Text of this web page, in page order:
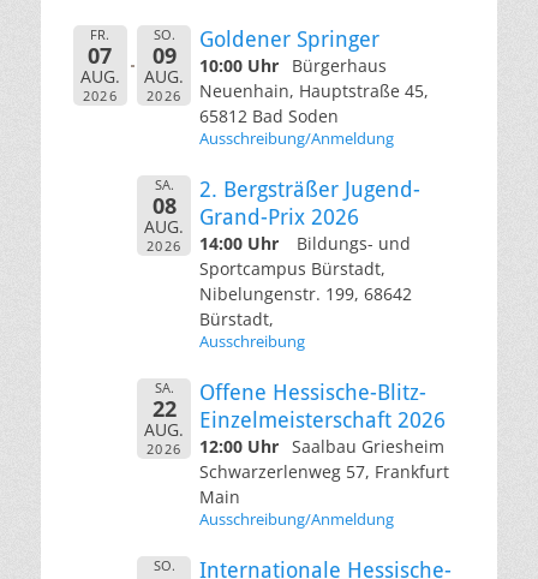
FR.
07
AUG.
2026
SO.
09
AUG.
2026
Goldener Springer
10:00 Uhr
Bürgerhaus
Neuenhain, Hauptstraße 45,
65812 Bad Soden
Ausschreibung/Anmeldung
SA.
08
AUG.
2026
2. Bergsträßer Jugend-
Grand-Prix 2026
14:00 Uhr
Bildungs- und
Sportcampus Bürstadt,
Nibelungenstr. 199, 68642
Bürstadt,
Ausschreibung
SA.
22
AUG.
2026
Offene Hessische-Blitz-
Einzelmeisterschaft 2026
12:00 Uhr Saalbau Griesheim
Schwarzerlenweg 57, Frankfurt
Main
Ausschreibung/Anmeldung
SO. Internationale Hessische-